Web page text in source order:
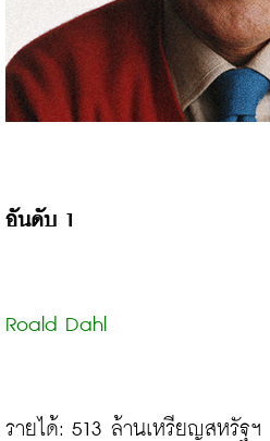
อันดับ 1
Roald Dahl
รายได้: 513 ล้านเหรียญสหรัฐฯ